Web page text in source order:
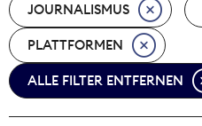
Nova
JOURNALISMUS
PLATTFORMEN
ALLE FILTER ENTFERNEN